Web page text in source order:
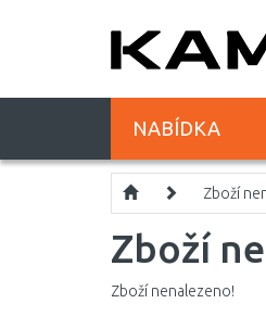
NABÍDKA
Zboží
Zboží
Zboží nenalezeno!